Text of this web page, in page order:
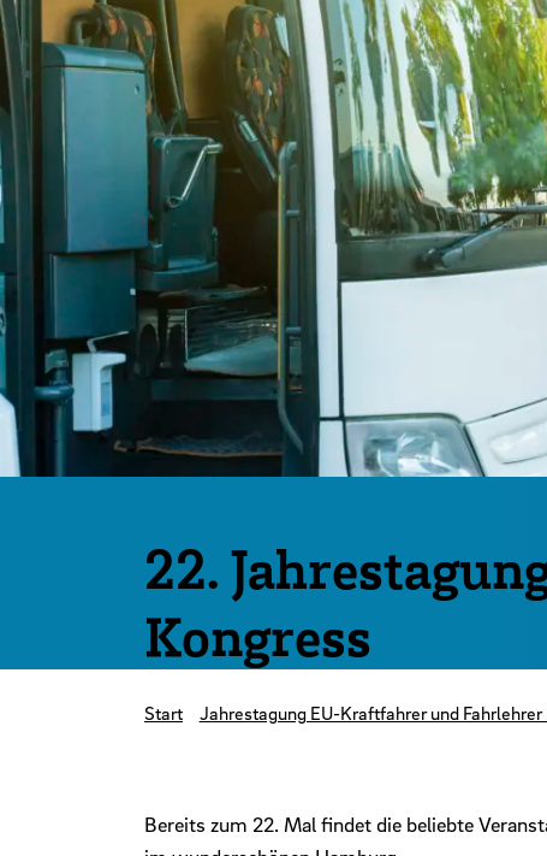
22.
Kongress
Start Jahrestagung EU-Kraftfahrer und Fahrlehrer
Bereits zum 22. Mal findet die beliebte